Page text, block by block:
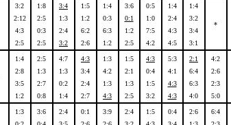
3:2
2:12
4:3
2:5
1:8
2:5
0:3
2:5
3:4
1:3
2:4
3:2
1:5
1:2
6:2
2:6
1:4
0:3
6:3
1:2
3:6
0:1
1:2
2:5
0:5
1:0
7:5
4:2
1:4
2:4
4:3
4:5
1:4
3:2
3:4
3:1
*
1:4
2:8
3:5
1:2
2:5
1:3
2:7
0:8
4:7
1:3
0:2
1:4
4:3
3:4
2:4
2:7
1:3
4:2
1:3
4:3
1:5
2:1
1:3
2:5
4:3
0:4
1:5
3:2
5:3
4:1
4:3
4:3
2:1
6:4
6:3
4:0
4:2
2:6
2:3
5:0
1:3
3:6
2:4
0:1
3:9
2:4
1:5
0:4
2:6
6:4